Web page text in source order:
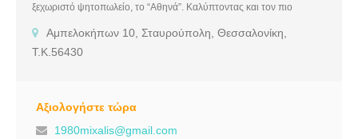
ξεχωριστό ψητοπωλείο, το “Αθηνά”. Καλύπτοντας και τον πιο
καθημερινά δημιουργούμε για εσάς μοναδικές γεύσεις μέσα από ένα
πλούσιο μενού. Όλα έρχονται φρεσκοψημένα και πεντανόστιμα, στο
Αμπελοκήπων 10, Σταυρούπολη, Θεσσαλονίκη,
Τ.Κ.56430
Αξιολογήστε τώρα
1980mixalis@gmail.com